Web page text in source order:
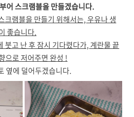
어 스크램블을 만들겠습니다.
크램블을 만들기 위해서는, 우유나 생
좋습니다.
붓고 난 후 잠시 기다렸다가, 계란물 끝
으로 저어주면 완성 !
옆에 덜어두겠습니다.